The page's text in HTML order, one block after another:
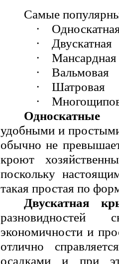
Самые
·
·
Двускатная
·
Мансардная
·
Вальмовая
·
Шатровая
·
Односкатные
удобными и простыми
обычно не
кроют
поскольку
такая простая по
Двускатная
разновидностей
экономичности и
отлично
осадками и при